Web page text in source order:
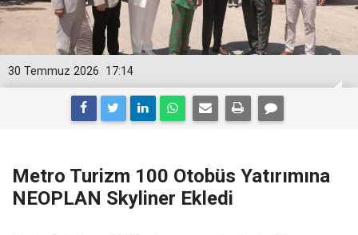
17:14
30 Temmuz 2026
Metro Turizm 100 Otobüs Yatırımına
NEOPLAN Skyliner Ekledi